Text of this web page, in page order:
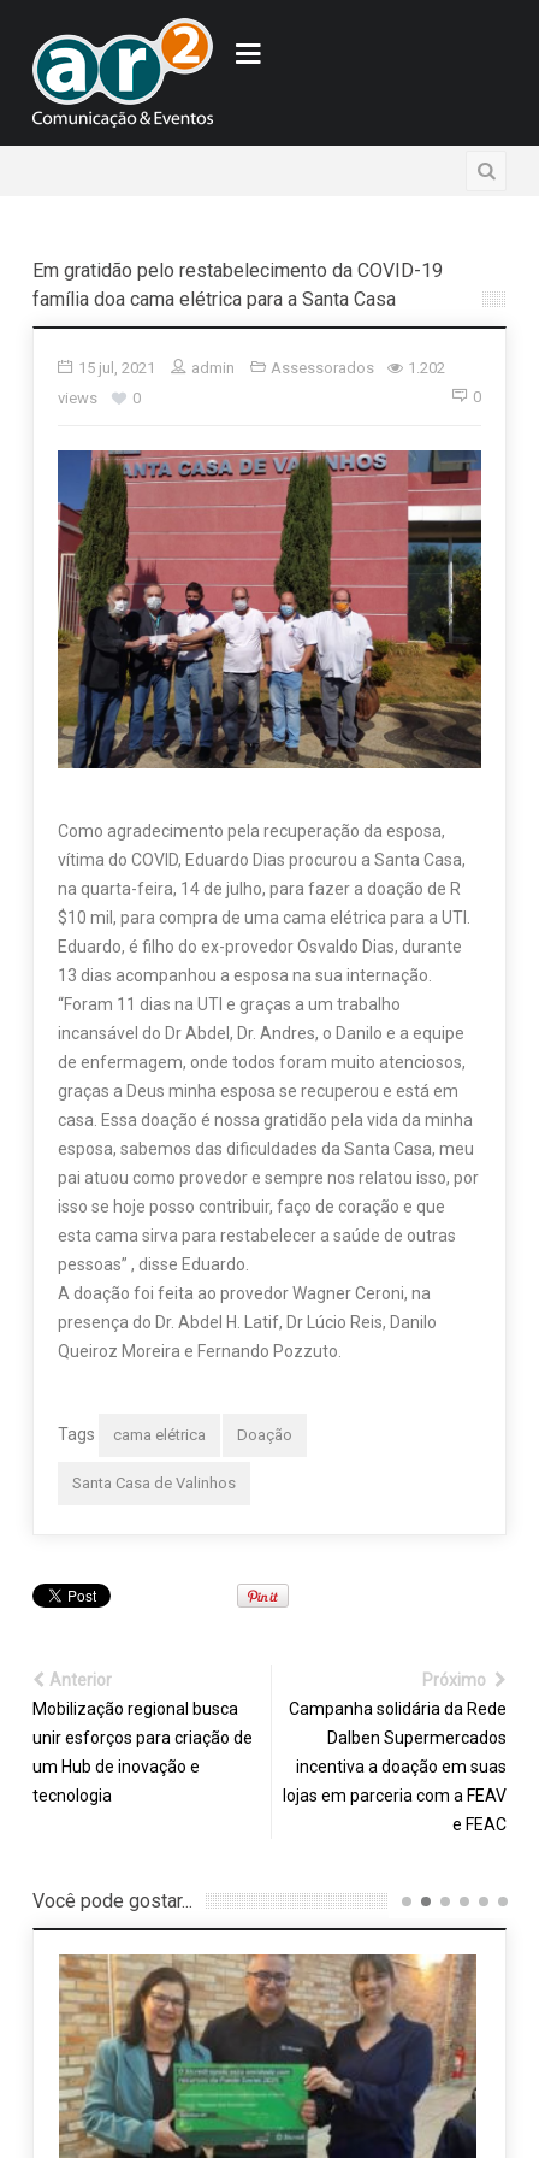
Em gratidão pelo restabelecimento da COVID-19
família doa cama elétrica para a Santa Casa
15 jul, 2021 admin Assessorados
1.202
views
0 0
Como agradecimento pela recuperação da esposa,
vítima do COVID, Eduardo Dias procurou a Santa Casa,
na quarta-feira, 14 de julho, para fazer a doação de R
$10 mil, para compra de uma cama elétrica para a UTI.
Eduardo, é filho do ex-provedor Osvaldo Dias, durante
13 dias acompanhou a esposa na sua internação.
“Foram 11 dias na UTI e graças a um trabalho
incansável do Dr Abdel, Dr. Andres, o Danilo e a equipe
de enfermagem, onde todos foram muito atenciosos,
graças a Deus minha esposa se recuperou e está em
casa. Essa doação é nossa gratidão pela vida da minha
esposa, sabemos das dificuldades da Santa Casa, meu
pai atuou como provedor e sempre nos relatou isso, por
isso se hoje posso contribuir, faço de coração e que
esta cama sirva para restabelecer a saúde de outras
pessoas” , disse Eduardo.
A doação foi feita ao provedor Wagner Ceroni, na
presença do Dr. Abdel H. Latif, Dr Lúcio Reis, Danilo
Queiroz Moreira e Fernando Pozzuto.
Tags cama elétrica Doação
Santa Casa de Valinhos
Anterior
Mobilização regional busca
unir esforços para criação de
um Hub de inovação e
tecnologia
Próximo
Campanha solidária da Rede
Dalben Supermercados
incentiva a doação em suas
lojas em parceria com a FEAV
e FEAC
Você pode gostar...